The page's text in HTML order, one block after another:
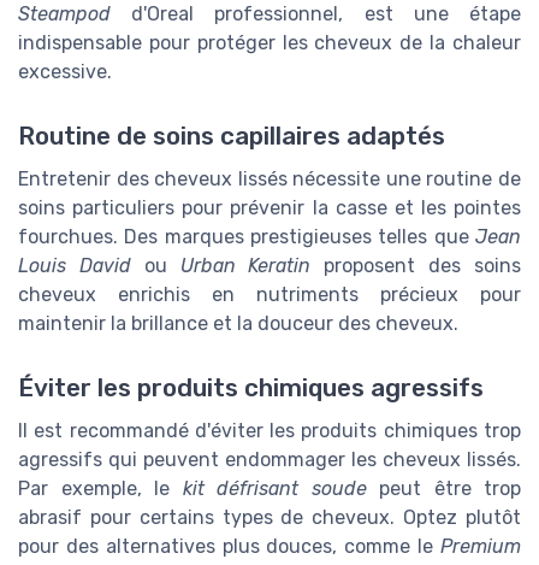
Steampod d'Oreal professionnel, est une étape
indispensable pour protéger les cheveux de la chaleur
excessive.
Routine de soins capillaires adaptés
Entretenir des cheveux lissés nécessite une routine de
soins particuliers pour prévenir la casse et les pointes
fourchues. Des marques prestigieuses telles que Jean
Louis Davidou Urban Keratin proposent des soins
cheveux enrichis en nutriments précieux pour
maintenir la brillance et la douceur des cheveux.
Éviter les produits chimiques agressifs
Il est recommandé d'éviter les produits chimiques trop
agressifs qui peuvent endommager les cheveux lissés.
Par exemple, le kit défrisant soudepeut être trop
abrasif pour certains types de cheveux. Optez plutôt
pour des alternatives plus douces, comme le Premium